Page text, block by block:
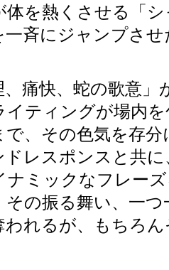
体を熱くさせる「
斉にジャンプさせ
痛快、蛇の歌意」
イティングが場内
で、その色気を存分
ドレスポンスと共
ナミックなフレー
その振る舞い、一
われるが、もちろ